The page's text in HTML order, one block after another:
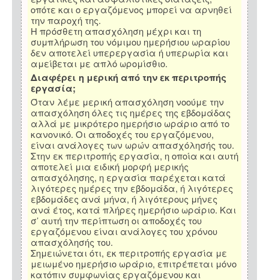
οπότε και ο εργαζόμενος μπορεί να αρνηθεί
την παροχή της.
Η πρόσθετη απασχόληση μέχρι και τη
συμπλήρωση του νόμιμου ημερήσιου ωραρίου
δεν αποτελεί υπερεργασία ή υπερωρία και
αμείβεται με απλό ωρομίσθιο.
Διαφέρει η μερική από την εκ περιτροπής
εργασία;
Όταν λέμε μερική απασχόληση νοούμε την
απασχόληση όλες τις ημέρες της εβδομάδας
αλλά με μικρότερο ημερήσιο ωράριο από το
κανονικό. Οι αποδοχές του εργαζόμενου,
είναι ανάλογες των ωρών απασχόλησής του.
Στην εκ περιτροπής εργασία, η οποία και αυτή
αποτελεί μια ειδική μορφή μερικής
απασχόλησης, η εργασία παρέχεται κατά
λιγότερες ημέρες την εβδομάδα, ή λιγότερες
εβδομάδες ανά μήνα, ή λιγότερους μήνες
ανά έτος, κατά πλήρες ημερήσιο ωράριο. Και
σ’ αυτή την περίπτωση οι αποδοχές του
εργαζόμενου είναι ανάλογες του χρόνου
απασχόλησής του.
Σημειώνεται ότι, εκ περιτροπής εργασία με
μειωμένο ημερήσιο ωράριο, επιτρέπεται μόνο
κατόπιν συμφωνίας εργαζόμενου και